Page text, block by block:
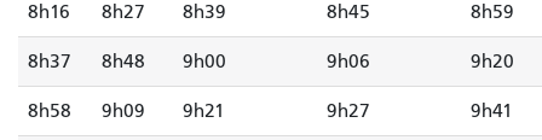
8h16 8h27 8h39 8h45 8h59
8h37 8h48 9h00 9h06 9h20
8h58 9h09 9h21 9h27 9h41